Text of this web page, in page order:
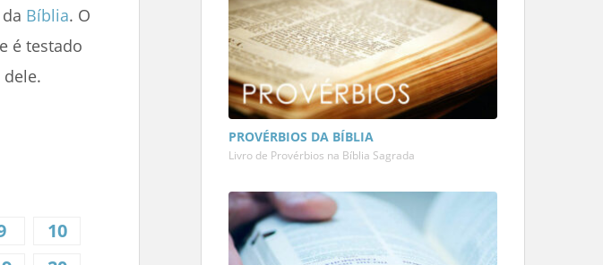
Bíblia. O
é testado
10
PROVÉRBIOS DA BÍBLIA
Livro de Provérbios na Bíblia Sagrada